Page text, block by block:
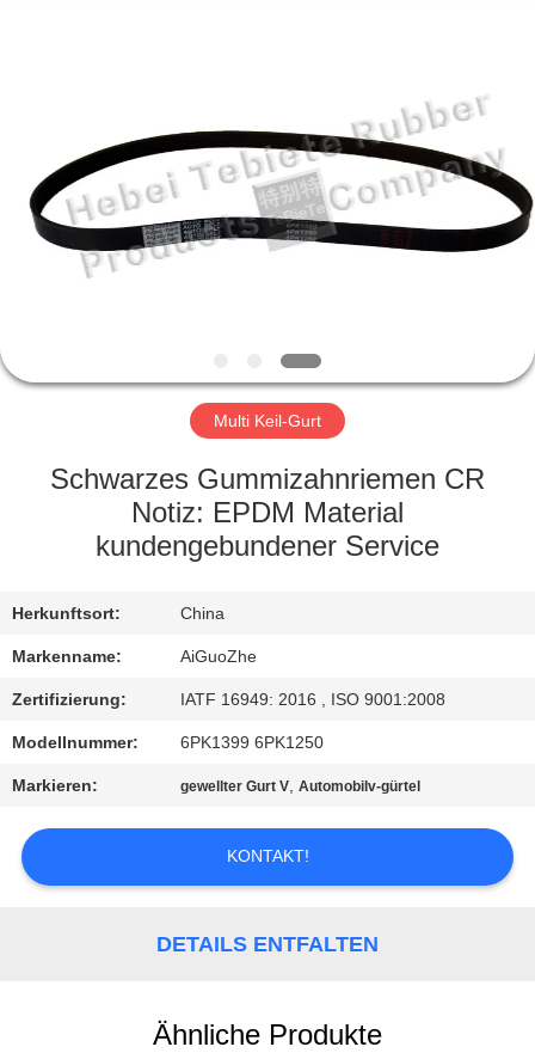
PRODUKTE
ÜBER
FABRIK-
QUALITÄTSKONTROLLE
SIE
MIT
UNS
IN
VERBINDUNG
NACHRICHTEN
Multi Keil-Gurt
Schwarzes Gummizahnriemen CR
Notiz: EPDM Material
kundengebundener Service
Herkunftsort: China
Markenname: AiGuoZhe
Zertifizierung: IATF 16949: 2016 , ISO 9001:2008
Modellnummer: 6PK1399 6PK1250
Markieren: gewellter Gurt V,Automobilv-gürtel
KONTAKT!
DETAILS ENTFALTEN
Ähnliche Produkte